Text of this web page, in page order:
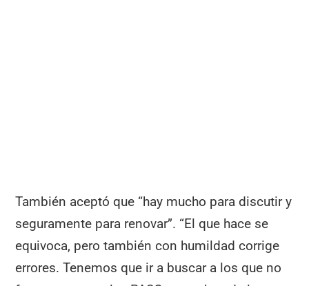
También aceptó que “hay mucho para discutir y
seguramente para renovar”. “El que hace se
equivoca, pero también con humildad corrige
errores. Tenemos que ir a buscar a los que no